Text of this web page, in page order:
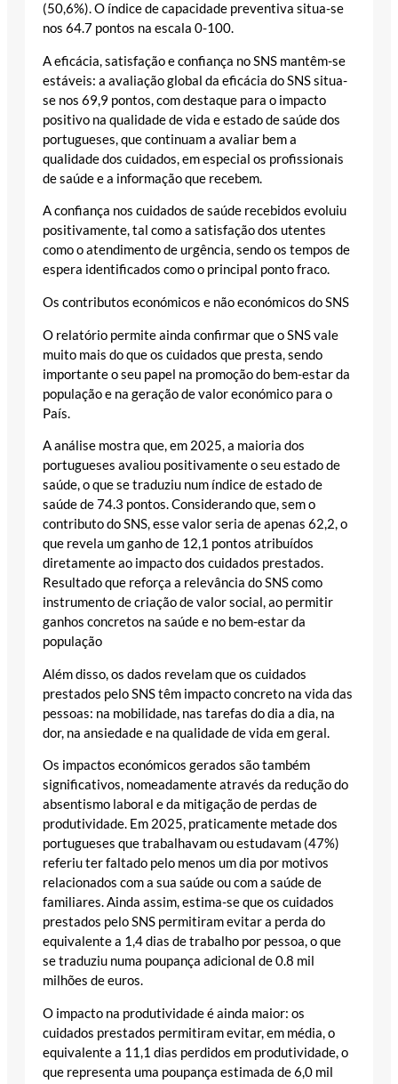
(50,6%). O índice de capacidade preventiva situa-se
nos 64.7 pontos na escala 0-100.
A eficácia, satisfação e confiança no SNS mantêm-se
estáveis: a avaliação global da eficácia do SNS situa-
se nos 69,9 pontos, com destaque para o impacto
positivo na qualidade de vida e estado de saúde dos
portugueses, que continuam a avaliar bem a
qualidade dos cuidados, em especial os profissionais
de saúde e a informação que recebem.
A confiança nos cuidados de saúde recebidos evoluiu
positivamente, tal como a satisfação dos utentes
como o atendimento de urgência, sendo os tempos de
espera identificados como o principal ponto fraco.
Os contributos económicos e não económicos do SNS
O relatório permite ainda confirmar que o SNS vale
muito mais do que os cuidados que presta, sendo
importante o seu papel na promoção do bem-estar da
população e na geração de valor económico para o
País.
A análise mostra que, em 2025, a maioria dos
portugueses avaliou positivamente o seu estado de
saúde, o que se traduziu num índice de estado de
saúde de 74.3 pontos. Considerando que, sem o
contributo do SNS, esse valor seria de apenas 62,2, o
que revela um ganho de 12,1 pontos atribuídos
diretamente ao impacto dos cuidados prestados.
Resultado que reforça a relevância do SNS como
instrumento de criação de valor social, ao permitir
ganhos concretos na saúde e no bem-estar da
população
Além disso, os dados revelam que os cuidados
prestados pelo SNS têm impacto concreto na vida das
pessoas: na mobilidade, nas tarefas do dia a dia, na
dor, na ansiedade e na qualidade de vida em geral.
Os impactos económicos gerados são também
significativos, nomeadamente através da redução do
absentismo laboral e da mitigação de perdas de
produtividade. Em 2025, praticamente metade dos
portugueses que trabalhavam ou estudavam (47%)
referiu ter faltado pelo menos um dia por motivos
relacionados com a sua saúde ou com a saúde de
familiares. Ainda assim, estima-se que os cuidados
prestados pelo SNS permitiram evitar a perda do
equivalente a 1,4 dias de trabalho por pessoa, o que
se traduziu numa poupança adicional de 0.8 mil
milhões de euros.
O impacto na produtividade é ainda maior: os
cuidados prestados permitiram evitar, em média, o
equivalente a 11,1 dias perdidos em produtividade, o
que representa uma poupança estimada de 6,0 mil